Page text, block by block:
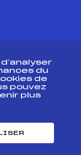
du
de
pouvez
plus